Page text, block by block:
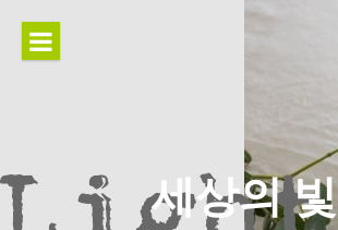
기
세상의 빛